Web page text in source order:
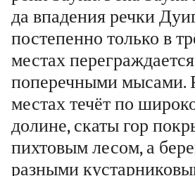
да впадения речки
постепенно только в
местах переграждается
поперечными мысами.
местах течёт по
долине, скаты гор
пихтовым лесом, а
разными